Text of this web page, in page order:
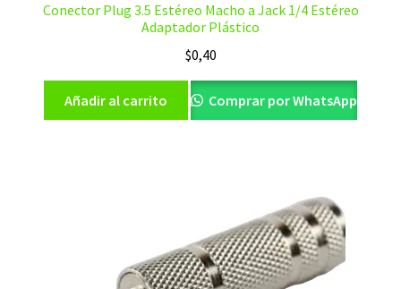
Conector Plug 3.5 Estéreo Macho a Jack 1/4 Estéreo
Adaptador Plástico
$0,40
Añadir al carrito Comprar por WhatsApp